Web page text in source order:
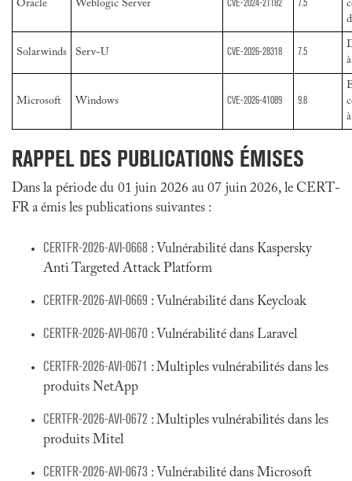
Oracle Weblogic Server CVE-2024-21182 7.5
Solarwinds Serv-U CVE-2026-28318 7.5
Microsoft Windows CVE-2026-41089 9.8
RAPPEL DES PUBLICATIONS ÉMISES
Dans la période du 01 juin 2026 au 07 juin 2026, le CERT-
FR a émis les publications suivantes :
CERTFR-2026-AVI-0668 : Vulnérabilité dans Kaspersky
Anti Targeted Attack Platform
CERTFR-2026-AVI-0669 : Vulnérabilité dans Keycloak
CERTFR-2026-AVI-0670 : Vulnérabilité dans Laravel
CERTFR-2026-AVI-0671 : Multiples vulnérabilités dans les
produits NetApp
CERTFR-2026-AVI-0672 : Multiples vulnérabilités dans les
produits Mitel
CERTFR-2026-AVI-0673 : Vulnérabilité dans Microsoft